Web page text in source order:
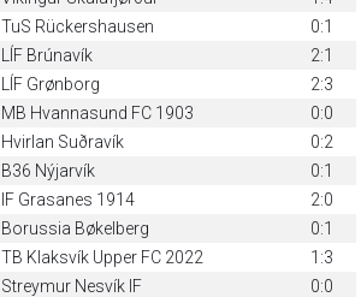
TuS Rückershausen
0:1
LÍF Brúnavík
2:1
LÍF Grønborg
2:3
MB Hvannasund FC 1903
0:0
Hvirlan Suðravík
0:2
B36 Nýjarvík
0:1
IF Grasanes 1914
2:0
Borussia Bøkelberg
0:1
TB Klaksvík Upper FC 2022
1:3
Streymur Nesvík IF
0:0